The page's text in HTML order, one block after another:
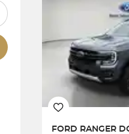
FORD